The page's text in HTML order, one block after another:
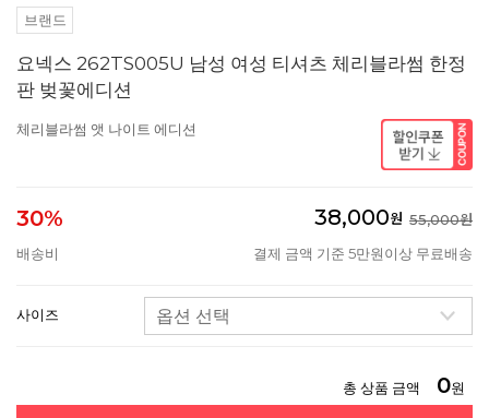
브랜드
요넥스 262TS005U 남성 여성 티셔츠 체리블라썸 한정
판 벚꽃에디션
체리블라썸 앳 나이트 에디션
30% 38,000원 55,000원
배송비
결제 금액 기준 5만원이상 무료배송
사이즈
총 상품 금액 0원